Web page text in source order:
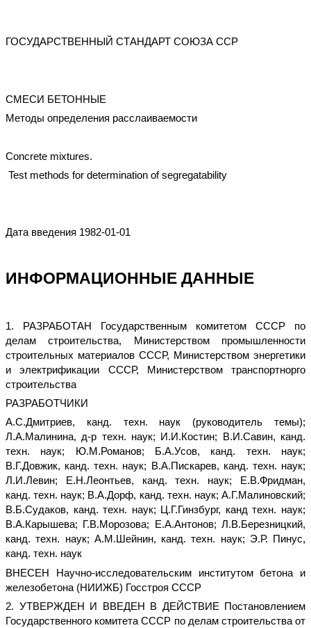
ГОСУДАРСТВЕННЫЙ СТАНДАРТ СОЮЗА ССР
СМЕСИ БЕТОННЫЕ
Методы определения расслаиваемости
Concrete mixtures.
Test methods for determination of segregatability
Дата введения 1982-01-01
ИНФОРМАЦИОННЫЕ ДАННЫЕ
1. РАЗРАБОТАН Государственным комитетом СССР по
делам строительства, Министерством промышленности
строительных материалов СССР, Министерством энергетики
и электрификации СССР, Министерством транспортнорго
строительства
РАЗРАБОТЧИКИ
А.С.Дмитриев, канд. техн. наук (руководитель темы);
Л.А.Малинина, д-р техн. наук; И.И.Костин; В.И.Савин, канд.
техн. наук; Ю.М.Романов; Б.А.Усов, канд. техн. наук;
В.Г.Довжик, канд. техн. наук; В.А.Пискарев, канд. техн. наук;
Л.И.Левин; Е.Н.Леонтьев, канд. техн. наук; Е.В.Фридман,
канд. техн. наук; В.А.Дорф, канд. техн. наук; А.Г.Малиновский;
В.Б.Судаков, канд. техн. наук; Ц.Г.Гинзбург, канд техн. наук;
В.А.Карышева; Г.В.Морозова; Е.А.Антонов; Л.В.Березницкий,
канд. техн. наук; А.М.Шейнин, канд. техн. наук; Э.Р. Пинус,
канд. техн. наук
ВНЕСЕН Научно-исследовательским институтом бетона и
железобетона (НИИЖБ) Госстроя СССР
2. УТВЕРЖДЕН И ВВЕДЕН В ДЕЙСТВИЕ Постановлением
Государственного комитета СССР по делам строительства от